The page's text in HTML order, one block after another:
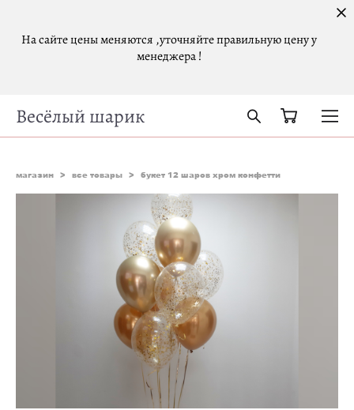
На сайте цены меняются ,уточняйте правильную цену у
менеджера !
Весёлый шарик
магазин > все товары > букет 12 шаров хром конфетти